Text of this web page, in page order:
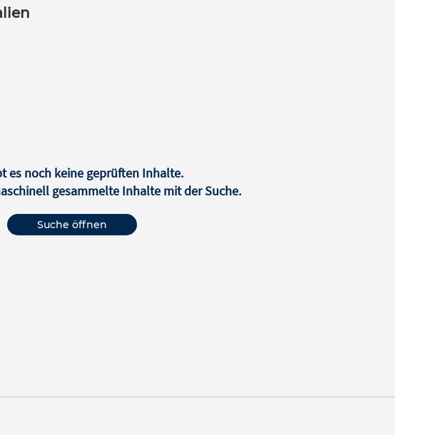
es noch keine geprüften Inhalte.
gesammelte Inhalte mit der Suche.
Suche öffnen